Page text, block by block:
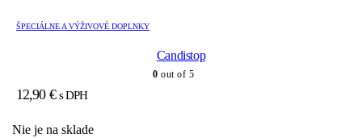
ŠPECIÁLNE A VÝŽIVOVÉ DOPLNKY
Candistop
0 out of 5
12,90 € s DPH
Nie je na sklade